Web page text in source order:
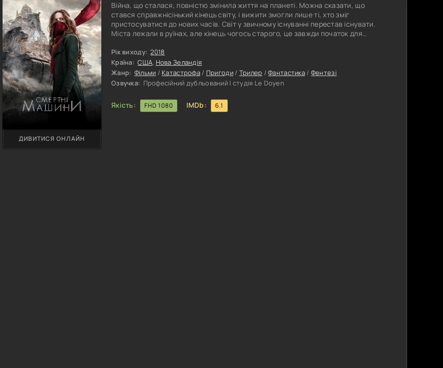
Війна, що сталася, повністю змінила життя на планеті. Можна сказати, що
стався справжнісінький кінець світу, і вижити змогли лише ті, хто зміг
пристосуватися до нових часів. Світ у звичному існуванні перестав існувати.
Міста лежали в руїнах, але кінець чогось старого, це завжди початок для
технологію, яка дала змогу містам, що залишилися цілими й неушкодженими,
виживати далі в цей непростий час. Ці міста відірвалися від землі в
Рік виходу: 2018
Країна: США, Нова Зеландія
Жанр: Фільми / Катастрофа / Пригоди/ Трилер /Фантастика / Фентезі
Озвучка: Професійний дубльований | студія Le Doyen
Якість: FHD 1080 IMDb: 6.1
ДИВИТИСЯ ОНЛАЙН